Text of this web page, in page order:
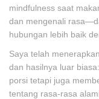
mindfulness saat
dan mengenali
hubungan lebih baik
Saya telah
dan hasilnya luar
porsi tetapi juga
tentang rasa-rasa